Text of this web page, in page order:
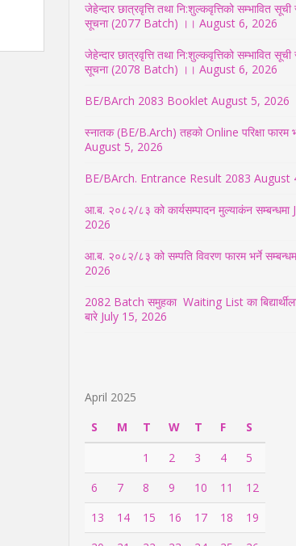
जेहेन्दार छात्रवृत्ति तथा नि:शुल्कवृत्तिको सम्भावित सूची
सूचना (2077 Batch) ।। August 6, 2026
जेहेन्दार छात्रवृत्ति तथा नि:शुल्कवृत्तिको सम्भावित सूची
सूचना (2078 Batch) ।। August 6, 2026
BE/BArch 2083 Booklet August 5, 2026
स्नातक (BE/B.Arch) तहको Online परिक्षा फारम
August 5, 2026
BE/BArch. Entrance Result 2083 August
आ.ब. २०८२/८३ को कार्यसम्पादन मुल्याकंन सम्बन्धमा
2026
आ.ब. २०८२/८३ को सम्पति विवरण फारम भर्ने
2026
2082 Batch समुहका Waiting List का
बारे July 15, 2026
April 2025
S
M T W T F
S
1
2 3 4
5
6
7 8 9 10 11
12
13
14 15 16 17 18
19